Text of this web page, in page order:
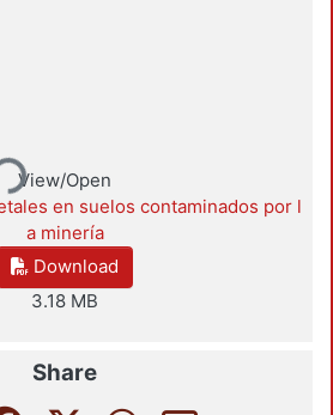
View/Open
en suelos contaminados por l
a minería
Download
3.18 MB
Share